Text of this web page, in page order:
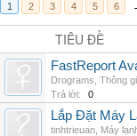
1 2 3 4 5 6
TIÊU ĐỀ
FastReport
Drograms Thông
Trả lời:
0
Lắp Đặt Máy
tinhtrieuan Máy